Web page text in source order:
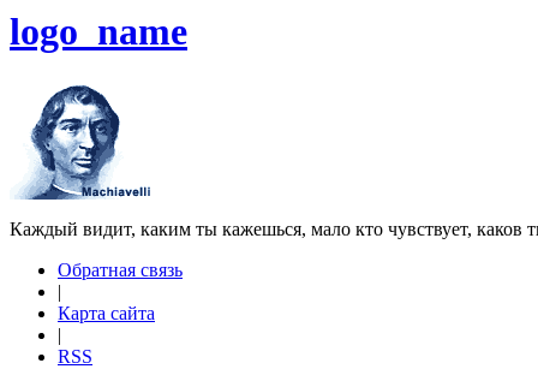
logo_name
Каждый видит, каким ты кажешься, мало кто чувствует, каков
Обратная связь
|
Карта сайта
|
RSS